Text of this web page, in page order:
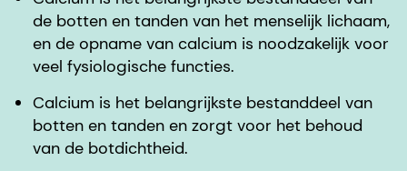
de botten en tanden van het menselijk lichaam,
en de opname van calcium is noodzakelijk voor
veel fysiologische functies.
Calcium is het belangrijkste bestanddeel van
botten en tanden en zorgt voor het behoud
van de botdichtheid.